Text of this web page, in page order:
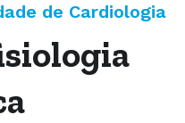
de Cardiologia